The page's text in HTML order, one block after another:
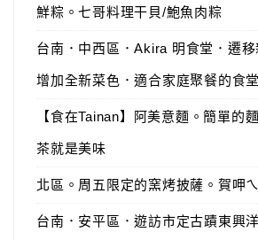
鮮粽。七哥料理干貝/鮑魚肉粽
台南．中西區．Akira 明食堂．遷移
增加全新菜色．適合家庭聚餐的食
【食在Tainan】阿美意麵。簡單的
茶就是美味
北區。周五限定的窯烤披薩。賀呷
台南．安平區．遊訪市定古蹟東興